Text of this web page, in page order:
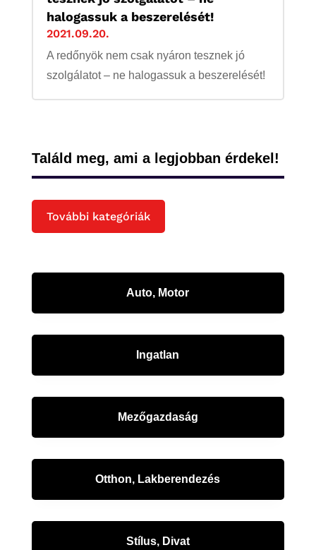
halogassuk a beszerelését!
2021.09.20.
A redőnyök nem csak nyáron tesznek jó
szolgálatot – ne halogassuk a beszerelését!
Találd meg, ami a legjobban érdekel!
További kategóriák
Auto, Motor
Ingatlan
Mezőgazdaság
Otthon, Lakberendezés
Stílus, Divat